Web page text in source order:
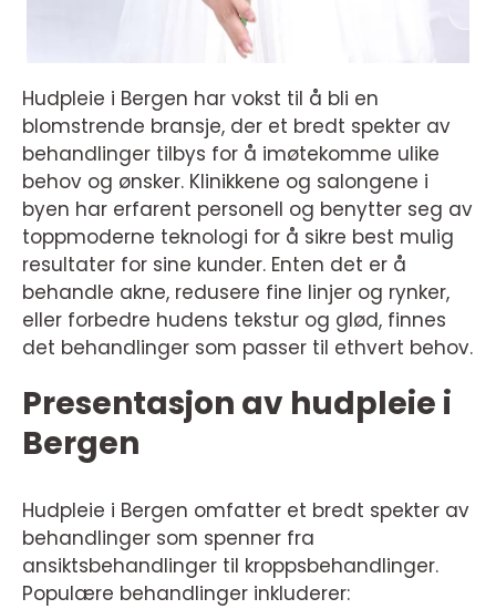
Hudpleie i Bergen har vokst til å bli en
blomstrende bransje, der et bredt spekter av
behandlinger tilbys for å imøtekomme ulike
behov og ønsker. Klinikkene og salongene i
byen har erfarent personell og benytter seg av
toppmoderne teknologi for å sikre best mulig
resultater for sine kunder. Enten det er å
behandle akne, redusere fine linjer og rynker,
eller forbedre hudens tekstur og glød, finnes
det behandlinger som passer til ethvert behov.
Presentasjon av hudpleie i
Bergen
Hudpleie i Bergen omfatter et bredt spekter av
behandlinger som spenner fra
ansiktsbehandlinger til kroppsbehandlinger.
Populære behandlinger inkluderer: